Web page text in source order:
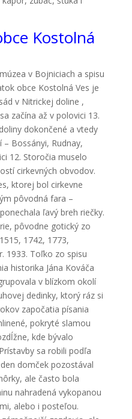
Kostolná
v Bojniciach a spisu
obce Kostolná Ves je
v Nitrickej doline ,
začína až v polovici 13.
dokončené a vtedy
Bossányi, Rudnay,
12. Storočia muselo
cirkevných obvodov.
ktorej bol cirkevne
pôvodná fara –
ľavý breh riečky.
pôvodne gotický zo
1742, 1773,
1933. Toľko zo spisu
historika Jána Kováča
v blízkom okolí
dedinky, ktorý ráz si
započatia písania
pokryté slamou
kde bývalo
sa robili podľa
domček pozostával
ale často bola
nahradená vykopanou
alebo i posteľou.